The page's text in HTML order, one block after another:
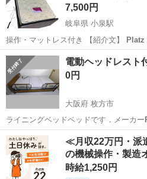
7,500円
岐阜県 小泉駅
操作・マットレス付き 【紹介文】 Platz
ベッドです…
岐阜 多治見市 小泉駅 ベッド
電動ヘッドレスト
0円
大阪府 枚方市
ライニングベッドベッドです．メーカー
P108-12…
大阪 枚方市 ベッド ヘッドレ
≪月収22万円・派
の機械操作・製造
時給1,250円